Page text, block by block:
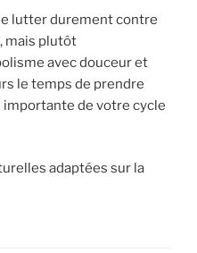
lutter durement contre
mais plutôt
avec douceur et
le temps de prendre
importante de votre cycle
adaptées sur la